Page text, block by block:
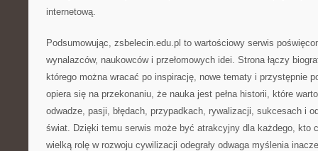
internetową.
Podsumowując, zsbelecin.edu.pl to wartościowy serwis
wynalazców, naukowców i przełomowych idei. Strona łączy
którego można wracać po inspirację, nowe tematy i przystępnie
opiera się na przekonaniu, że nauka jest pełna historii, które
odwadze, pasji, błędach, przypadkach, rywalizacji, sukcesach i
świat. Dzięki temu serwis może być atrakcyjny dla każdego, kto
wielką rolę w rozwoju cywilizacji odegrały odwaga myślenia